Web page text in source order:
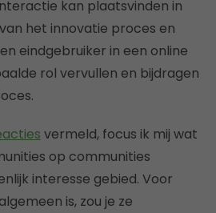
kan plaatsvinden in
het innovatie proces en
eindgebruiker in een online
rol vervullen en bijdragen
vermeld, focus ik mij wat
op communities
interesse gebied. Voor
is, zou je ze